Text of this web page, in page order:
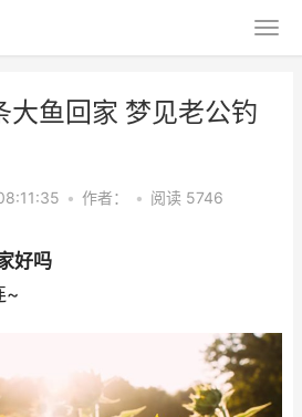
大鱼回家 梦见老公钓
• 作者： • 阅读 5746
好吗
~